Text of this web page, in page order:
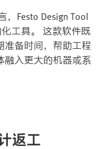
，Festo Design Tool
工具。 这款软件既
备时间，帮助工程
融入更大的机器或系
返工